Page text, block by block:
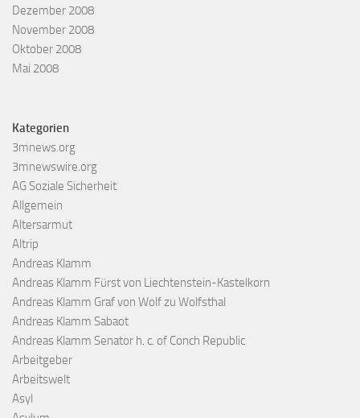
Dezember 2008
November 2008
Oktober 2008
Mai 2008
Kategorien
3mnews.org
3mnewswire.org
AG Soziale Sicherheit
Allgemein
Altersarmut
Altrip
Andreas Klamm
Andreas Klamm Fürst von Liechtenstein-Kastelkorn
Andreas Klamm Graf von Wolf zu Wolfsthal
Andreas Klamm Sabaot
Andreas Klamm Senator h. c. of Conch Republic
Arbeitgeber
Arbeitswelt
Asyl